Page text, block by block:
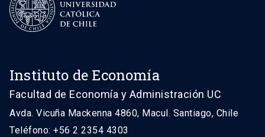
Instituto de Economía
Facultad de Economía y Administración UC
Avda. Vicuña Mackenna 4860, Macul. Santiago, Chile
Teléfono: +56 2 2354 4303